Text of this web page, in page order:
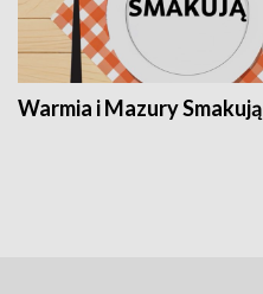
Warmia i Mazury Smakują